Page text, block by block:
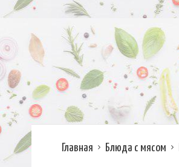
Главная Блюда с мясом